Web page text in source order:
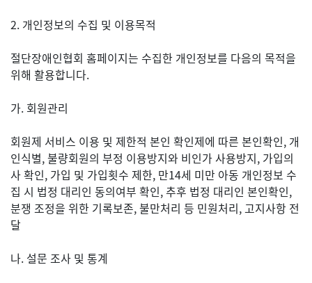
2. 개인정보의 수집 및 이용목적
절단장애인협회 홈페이지는 수집한 개인정보를 다음의 목적을
위해 활용합니다.
가. 회원관리
회원제 서비스 이용 및 제한적 본인 확인제에 따른 본인확인, 개
인식별, 불량회원의 부정 이용방지와 비인가 사용방지, 가입의
사 확인, 가입 및 가입횟수 제한, 만14세 미만 아동 개인정보 수
집 시 법정 대리인 동의여부 확인, 추후 법정 대리인 본인확인,
분쟁 조정을 위한 기록보존, 불만처리 등 민원처리, 고지사항 전
달
나. 설문 조사 및 통계